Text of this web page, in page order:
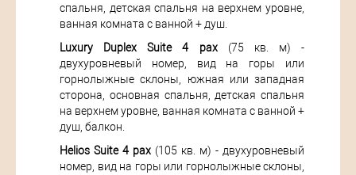
спальня, детская спальня на верхнем уровне,
ванная комната с ванной + душ.
Luxury Duplex Suite 4 pax(75 кв. м) -
двухуровневый номер, вид на горы или
горнолыжные склоны, южная или западная
сторона, основная спальня, детская спальня
на верхнем уровне, ванная комната с ванной +
душ, балкон.
Helios Suite 4 pax (105 кв. м) - двухуровневый
номер, вид на горы или горнолыжные склоны,